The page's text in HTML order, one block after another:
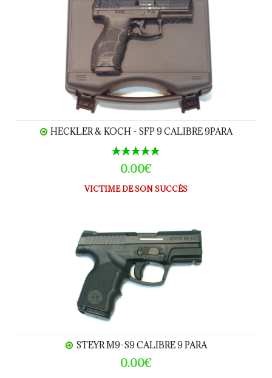
HECKLER & KOCH - SFP 9 CALIBRE 9PARA
0.00€
VICTIME DE SON SUCCÈS
STEYR M9-S9 calibre 9 Para
STEYR M9-S9 CALIBRE 9 PARA
0.00€